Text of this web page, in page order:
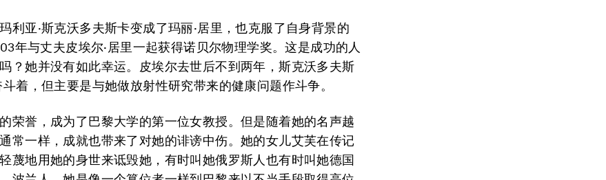
利亚·斯克沃多夫斯卡变成了玛丽·居里，也克服了自身背景的
年与丈夫皮埃尔·居里一起获得诺贝尔物理学奖。这是成功的人
？她并没有如此幸运。皮埃尔去世后不到两年，斯克沃多夫斯
斗着，但主要是与她做放射性研究带来的健康问题作斗争。
荣誉，成为了巴黎大学的第一位女教授。但是随着她的名声越
常一样，成就也带来了对她的诽谤中伤。她的女儿艾芙在传记
蔑地用她的身世来诋毁她，有时叫她俄罗斯人也有时叫她德国